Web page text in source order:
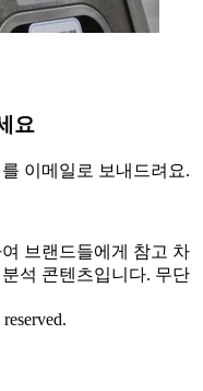
요
이메일로 보내드려요.
브랜드들에게 참고 차
석 콘텐츠입니다. 무단